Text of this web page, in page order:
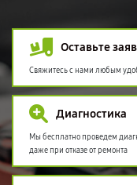
Оставьте
Свяжитесь с нами любым
Диагностика
Мы бесплатно проведем
даже при отказе от ремонта